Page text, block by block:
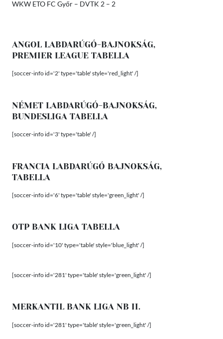
WKW ETO FC Győr – DVTK 2 – 2
ANGOL LABDARÚGÓ-BAJNOKSÁG,
PREMIER LEAGUE TABELLA
[soccer-info id='2' type='table' style='red_light' /]
NÉMET LABDARÚGÓ-BAJNOKSÁG,
BUNDESLIGA TABELLA
[soccer-info id='3' type='table' /]
FRANCIA LABDARÚGÓ BAJNOKSÁG,
TABELLA
[soccer-info id='6' type='table' style='green_light' /]
OTP BANK LIGA TABELLA
[soccer-info id='10' type='table' style='blue_light' /]
[soccer-info id='281' type='table' style='green_light' /]
MERKANTIL BANK LIGA NB II.
[soccer-info id='281' type='table' style='green_light' /]